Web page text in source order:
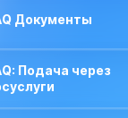
Документы
Подача через